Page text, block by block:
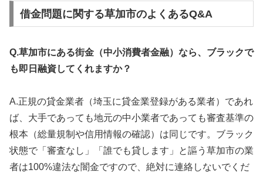
借金問題に関する草加市のよくあるQ&A
Q.草加市にある街金（中小消費者金融）なら、ブラックで
も即日融資してくれますか？
A.正規の貸金業者（埼玉に貸金業登録がある業者）であれ
ば、大手であっても地元の中小業者であっても審査基準の
根本（総量規制や信用情報の確認）は同じです。ブラック
状態で「審査なし」「誰でも貸します」と謳う草加市の業
者は100%違法な闇金ですので、絶対に連絡しないでくだ